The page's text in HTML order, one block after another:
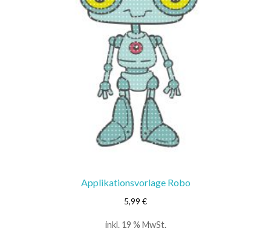
Applikationsvorlage Robo
5,99 €
inkl. 19 % MwSt.